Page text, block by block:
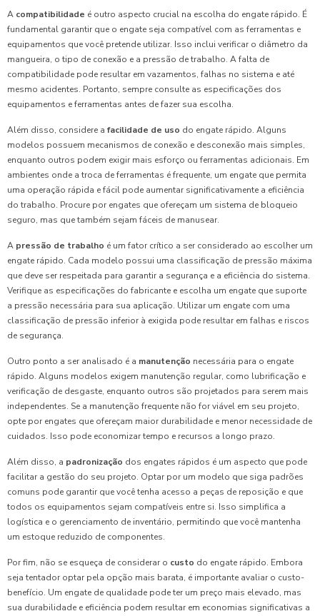
A compatibilidade é outro aspecto crucial na escolha do engate rápido. É
fundamental garantir que o engate seja compatível com as ferramentas e
equipamentos que você pretende utilizar. Isso inclui verificar o diâmetro da
mangueira, o tipo de conexão e a pressão de trabalho. A falta de
compatibilidade pode resultar em vazamentos, falhas no sistema e até
mesmo acidentes. Portanto, sempre consulte as especificações dos
equipamentos e ferramentas antes de fazer sua escolha.
Além disso, considere afacilidade de uso do engate rápido. Alguns
modelos possuem mecanismos de conexão e desconexão mais simples,
enquanto outros podem exigir mais esforço ou ferramentas adicionais. Em
ambientes onde a troca de ferramentas é frequente, um engate que permita
uma operação rápida e fácil pode aumentar significativamente a eficiência
do trabalho. Procure por engates que ofereçam um sistema de bloqueio
seguro, mas que também sejam fáceis de manusear.
A pressão de trabalho é um fator crítico a ser considerado ao escolher um
engate rápido. Cada modelo possui uma classificação de pressão máxima
que deve ser respeitada para garantir a segurança e a eficiência do sistema.
Verifique as especificações do fabricante e escolha um engate que suporte
a pressão necessária para sua aplicação. Utilizar um engate com uma
classificação de pressão inferior à exigida pode resultar em falhas e riscos
de segurança.
Outro ponto a ser analisado é a manutenção necessária para o engate
rápido. Alguns modelos exigem manutenção regular, como lubrificação e
verificação de desgaste, enquanto outros são projetados para serem mais
independentes. Se a manutenção frequente não for viável em seu projeto,
opte por engates que ofereçam maior durabilidade e menor necessidade de
cuidados. Isso pode economizar tempo e recursos a longo prazo.
Além disso, a padronização dos engates rápidos é um aspecto que pode
facilitar a gestão do seu projeto. Optar por um modelo que siga padrões
comuns pode garantir que você tenha acesso a peças de reposição e que
todos os equipamentos sejam compatíveis entre si. Isso simplifica a
logística e o gerenciamento de inventário, permitindo que você mantenha
um estoque reduzido de componentes.
Por fim, não se esqueça de considerar o custo do engate rápido. Embora
seja tentador optar pela opção mais barata, é importante avaliar o custo-
benefício. Um engate de qualidade pode ter um preço mais elevado, mas
sua durabilidade e eficiência podem resultar em economias significativas a